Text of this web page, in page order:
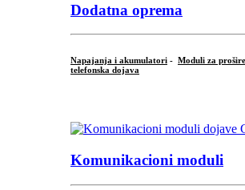
Dodatna oprema
Napajanja i akumulatori - Moduli za
telefonska dojava
Komunikacioni moduli